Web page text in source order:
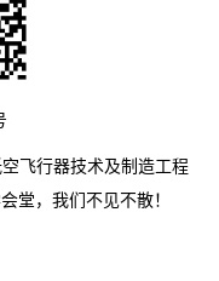
飞行器技术及制造工程
堂，我们不见不散！